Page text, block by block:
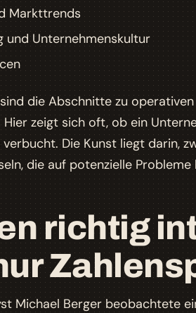
Markttrends
Unternehmenskultur
die Abschnitte zu
zeigt sich oft, ob ein
Die Kunst liegt darin,
die auf potenzielle Probleme
richtig
Michael Berger beobachtete